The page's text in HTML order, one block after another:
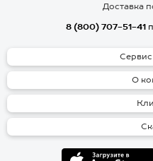
Доставка
8 (800) 707-51-41
О